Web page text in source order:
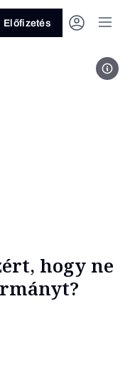
Előfizetés
hogy ne